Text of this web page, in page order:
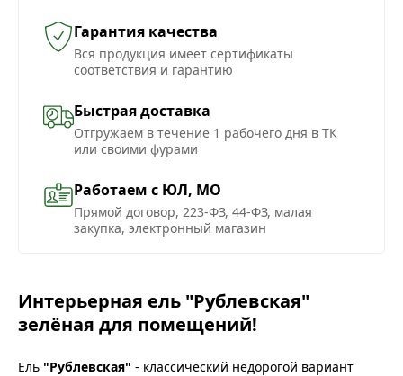
Гарантия качества
Вся продукция имеет сертификаты
соответствия и гарантию
Быстрая доставка
Отгружаем в течение 1 рабочего дня в ТК
или своими фурами
Работаем с ЮЛ, МО
Прямой договор, 223-ФЗ, 44-ФЗ, малая
закупка, электронный магазин
Интерьерная ель "Рублевская"
зелёная для помещений!
Ель "Рублевская" - классический недорогой вариант